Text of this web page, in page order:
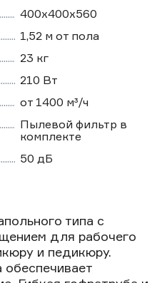
400х400х560
1,52 м от пола
23 кг
210 Вт
от 1400 м³/ч
Пылевой фильтр в
комплекте
50 дБ
типа с
для рабочего
и педикюру.
обеспечивает